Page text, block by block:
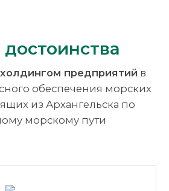
предприятий в
обеспечения морских
из Архангельска по
морскому пути